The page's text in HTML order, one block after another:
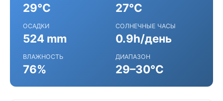
29°C 27°C
ОСАДКИ
524 mm
СОЛНЕЧНЫЕ ЧАСЫ
0.9h/день
ВЛАЖНОСТЬ
76%
ДИАПАЗОН
29–30°C